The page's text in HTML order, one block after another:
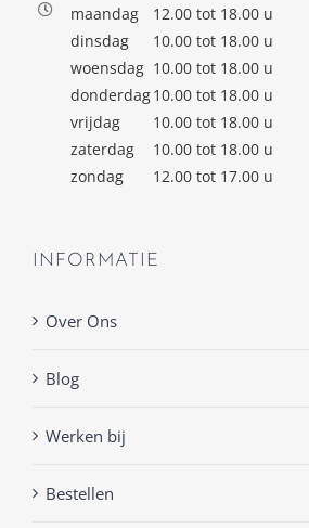
maandag
12.00 tot 18.00 u
dinsdag
10.00 tot 18.00 u
woensdag 10.00 tot 18.00 u
donderdag10.00 tot 18.00 u
vrijdag
10.00 tot 18.00 u
zaterdag
10.00 tot 18.00 u
zondag
12.00 tot 17.00 u
INFORMATIE
Over Ons
Blog
Werken bij
Bestellen